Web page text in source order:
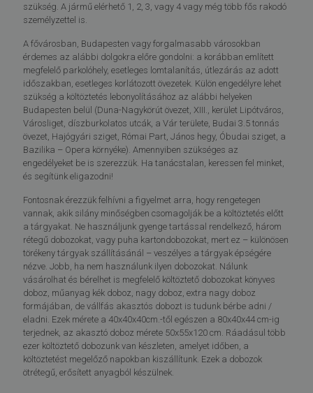
szükség. A jármű elérhető 1, 2, 3, vagy 4 vagy még több fős rakodó
személyzettel is.
A fővárosban, Budapesten vagy forgalmasabb városokban
érdemes az alábbi dolgokra előre gondolni: a korábban említett
megfelelő parkolóhely, esetleges lomtalanítás, útlezárás az adott
időszakban, esetleges korlátozott övezetek. Külön engedélyre lehet
szükség a költöztetés lebonyolításához az alábbi helyeken
Budapesten belül (Duna-Nagykörút övezet, XIII., kerület Lipótváros,
Városliget, díszburkolatos utcák, a Vár területe, Budai 3.5 tonnás
övezet, Hajógyári sziget, Római Part, János hegy, Óbudai sziget, a
Bazilika – Opera környéke). Amennyiben szükséges az
engedélyeket be is szerezzük. Ha tanácstalan, keressen fel minket,
és segítünk eligazodni!
Fontosnak érezzük felhívni a figyelmet arra, hogy rengetegen
vannak, akik silány minőségben csomagolják be a költöztetés előtt
a tárgyakat. Ne használjunk gyenge tartással rendelkező, három
rétegű dobozokat, vagy puha kartondobozokat, mert ez – különösen
törékeny tárgyak szállításánál – veszélyes a tárgyak épségére
nézve. Jobb, ha nem használunk ilyen dobozokat. Nálunk
vásárolhat és bérelhet is megfelelő költöztető dobozokat könyves
doboz, műanyag kék doboz, nagy doboz, extra nagy doboz
formájában, de vállfás akasztós dobozt is tudunk bérbe adni /
eladni. Ezek mérete a 40x40x40cm.-től egészen a 80x40x44 cm-ig
terjednek, az akasztó doboz mérete 50x55x120 cm. Ráadásul több
ezer költöztető dobozunk van készleten, amelyet időben, a
költöztetést megelőző napokban kiszállítunk. Ezek a dobozok
ötrétegű, erősített anyagból készülnek.